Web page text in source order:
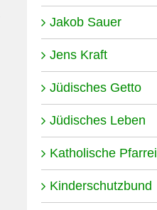
Jakob Sauer
Jens Kraft
Jüdisches Getto
Jüdisches Leben
Katholische Pfarrei
Kinderschutzbund